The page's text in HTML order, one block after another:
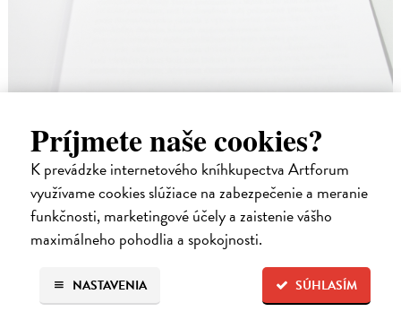
Príjmete naše cookies?
K prevádzke internetového kníhkupectva Artforum
využívame cookies slúžiace na zabezpečenie a meranie
funkčnosti, marketingové účely a zaistenie vášho
maximálneho pohodlia a spokojnosti.
SÚHLASÍM
NASTAVENIA
High-contrast mode
Podobné tituly